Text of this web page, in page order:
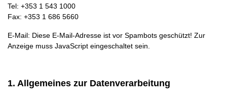
Tel: +353 1 543 1000
Fax: +353 1 686 5660
E-Mail: Diese E-Mail-Adresse ist vor Spambots geschützt! Zur
Anzeige muss JavaScript eingeschaltet sein.
1. Allgemeines zur Datenverarbeitung